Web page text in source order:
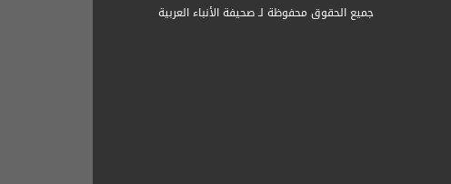
جميع الحقوق محفوظة لـ صحيفة الأنباء العربية